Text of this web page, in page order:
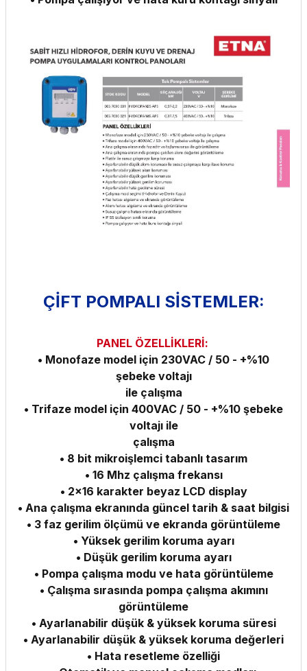
ÇİFT POMPALI SİSTEMLER:
PANEL ÖZELLİKLERİ:
• Monofaze model için 230VAC / 50 - +%10
şebeke voltajı
ile çalışma
• Trifaze model için 400VAC / 50 - +%10 şebeke
voltajı ile
çalışma
• 8 bit mikroişlemci tabanlı tasarım
• 16 Mhz çalışma frekansı
• 2x16 karakter beyaz LCD display
• Ana çalışma ekranında güncel tarih & saat bilgisi
• 3 faz gerilim ölçümü ve ekranda görüntüleme
• Yüksek gerilim koruma ayarı
• Düşük gerilim koruma ayarı
• Pompa çalışma modu ve hata görüntüleme
• Çalışma sırasında pompa çalışma akımını
görüntüleme
• Ayarlanabilir düşük & yüksek koruma süresi
• Ayarlanabilir düşük & yüksek koruma değerleri
• Hata resetleme özelliği